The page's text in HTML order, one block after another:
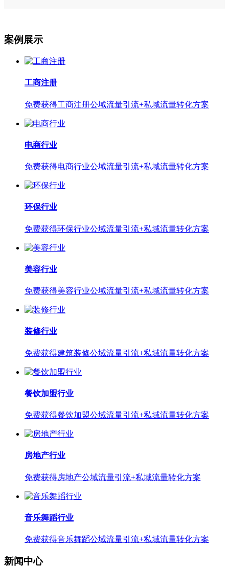
案例展示
工商注册
免费获得工商注册公域流量引流+私域流量转化方案
电商行业
免费获得电商行业公域流量引流+私域流量转化方案
环保行业
免费获得环保行业公域流量引流+私域流量转化方案
美容行业
免费获得美容行业公域流量引流+私域流量转化方案
装修行业
免费获得建筑装修公域流量引流+私域流量转化方案
餐饮加盟行业
免费获得餐饮加盟公域流量引流+私域流量转化方案
房地产行业
免费获得房地产公域流量引流+私域流量转化方案
音乐舞蹈行业
免费获得音乐舞蹈公域流量引流+私域流量转化方案
新闻中心